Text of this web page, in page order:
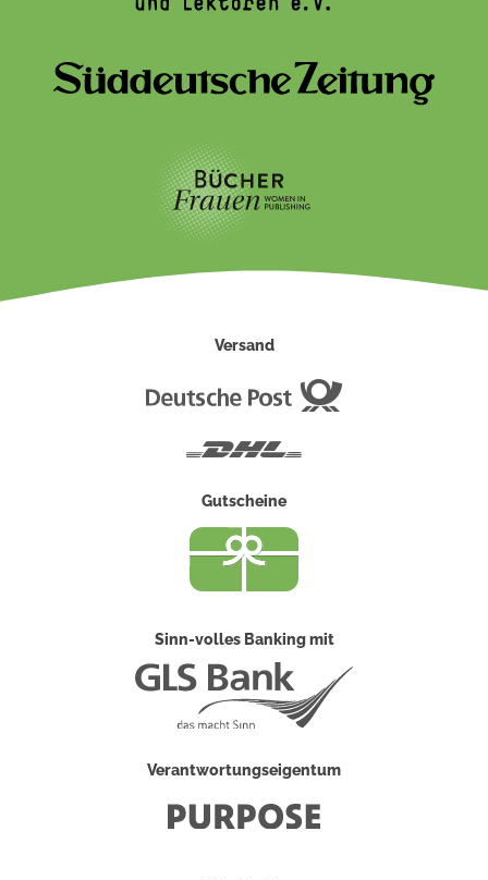
Versand
Gutscheine
Sinn-volles Banking mit
Verantwortungseigentum